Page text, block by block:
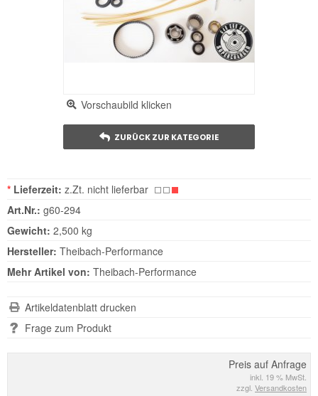
Vorschaubild klicken
ZURÜCK ZUR KATEGORIE
Preis auf Anfrage
inkl. 19 % MwSt.
zzgl. Versandkosten
* Lieferzeit: z.Zt. nicht lieferbar
Art.Nr.: g60-294
Gewicht: 2,500 kg
Hersteller: Theibach-Performance
Mehr Artikel von: Theibach-Performance
Artikeldatenblatt drucken
Frage zum Produkt